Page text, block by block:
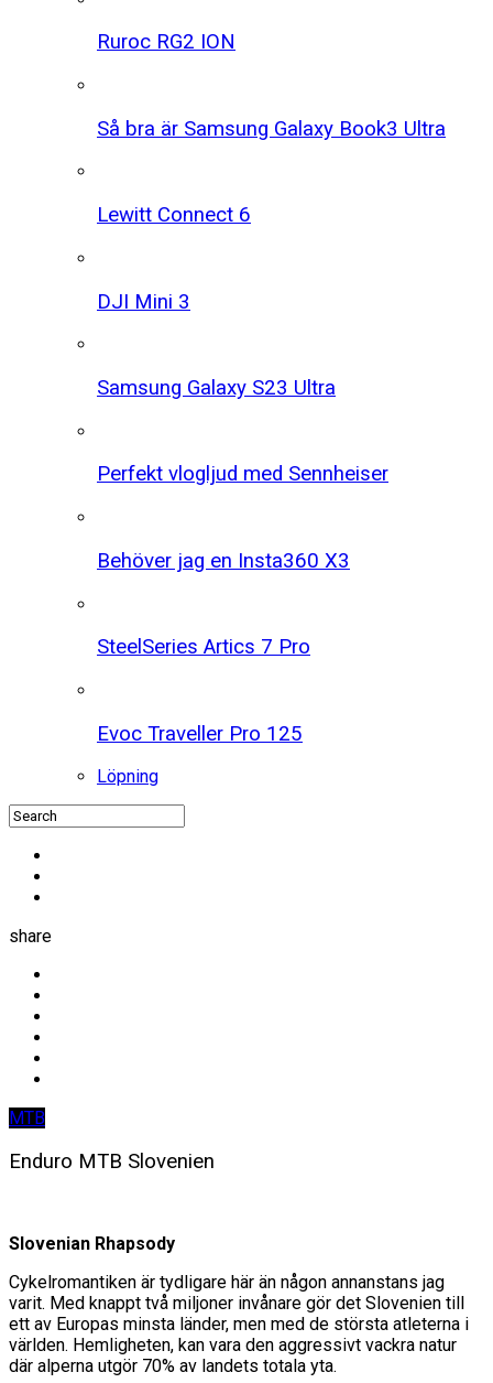
Ruroc RG2 ION
Så bra är Samsung Galaxy Book3 Ultra
Lewitt Connect 6
DJI Mini 3
Samsung Galaxy S23 Ultra
Perfekt vlogljud med Sennheiser
Behöver jag en Insta360 X3
SteelSeries Artics 7 Pro
Evoc Traveller Pro 125
Löpning
share
MTB
Enduro MTB Slovenien
Slovenian Rhapsody
Cykelromantiken är tydligare här än någon annanstans jag
varit. Med knappt två miljoner invånare gör det Slovenien till
ett av Europas minsta länder, men med de största atleterna i
världen. Hemligheten, kan vara den aggressivt vackra natur
där alperna utgör 70% av landets totala yta.